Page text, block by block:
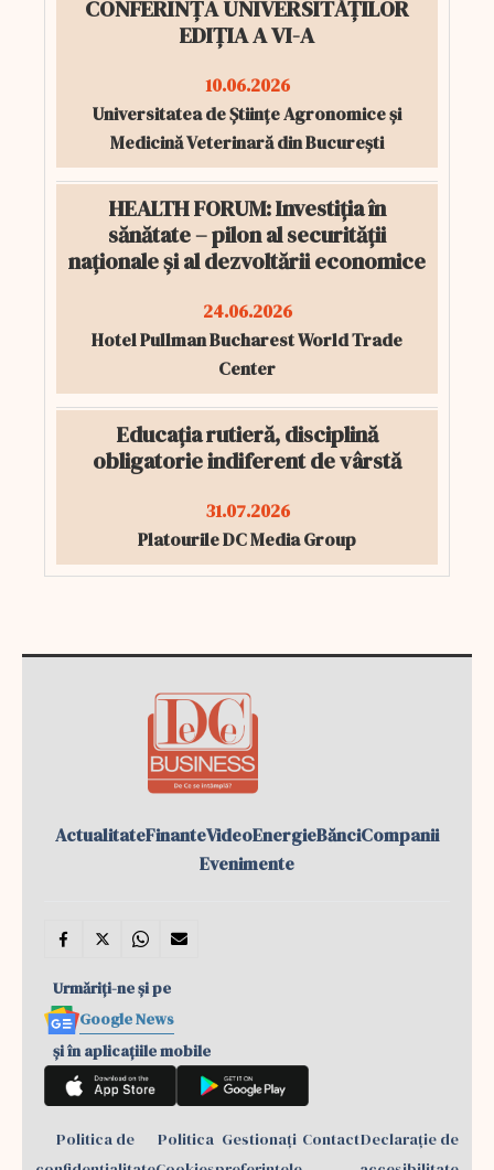
CONFERINȚA UNIVERSITĂȚILOR
EDIȚIA A VI-A
10.06.2026
Universitatea de Științe Agronomice și
Medicină Veterinară din București
HEALTH FORUM: Investiția în
sănătate – pilon al securității
naționale și al dezvoltării economice
24.06.2026
Hotel Pullman Bucharest World Trade
Center
Educația rutieră, disciplină
obligatorie indiferent de vârstă
31.07.2026
Platourile DC Media Group
ActualitateFinanteVideoEnergieBănciCompanii
Evenimente
Urmăriți-ne și pe
Google News
și în aplicațiile mobile
Politica de
Politica Gestionați ContactDeclarație de